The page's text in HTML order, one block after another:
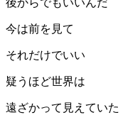
後からでもいいんだ
今は前を見て
それだけでいい
疑うほど世界は
遠ざかって見えていた